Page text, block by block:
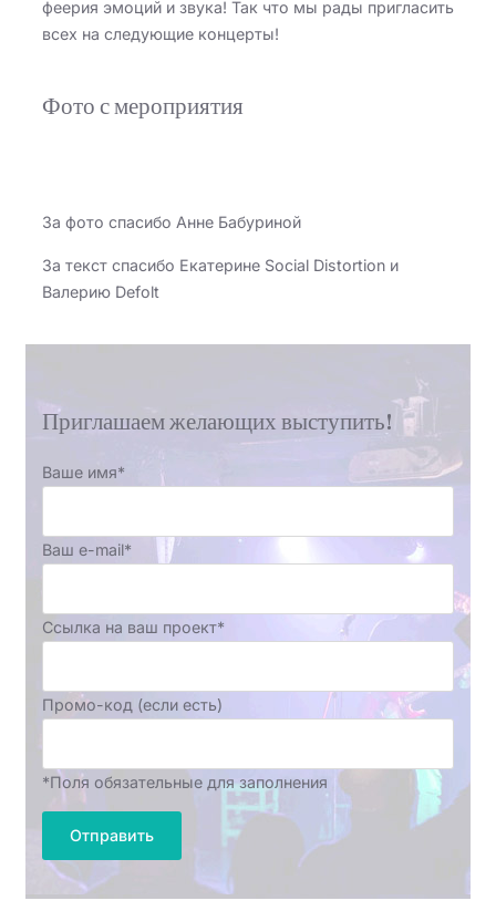
феерия эмоций и звука! Так что мы рады пригласить
всех на следующие концерты!
Фото с мероприятия
За фото спасибо Анне Бабуриной
За текст спасибо Екатерине Social Distortion и
Валерию Defolt
Приглашаем желающих выступить!
Ваше имя*
Ваш e-mail*
Ссылка на ваш проект*
Промо-код (если есть)
*Поля обязательные для заполнения